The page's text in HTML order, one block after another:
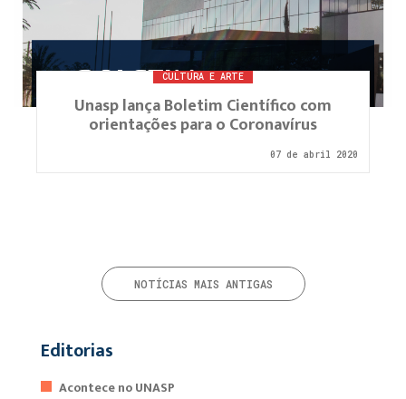
CULTURA E ARTE
Unasp lança Boletim Científico com
orientações para o Coronavírus
07 de abril 2020
NOTÍCIAS MAIS ANTIGAS
Editorias
Acontece no UNASP